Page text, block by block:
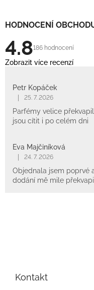
HODNOCENÍ
4.8186 hodnocení
Zobrazit více recenzí
Petr Kopáček
25. 7. 2026
Parfémy velice
jsou cítit i po celém dni
Eva Majčiníková
24. 7. 2026
Objednala jsem poprvé
dodání mě mile
Kontakt